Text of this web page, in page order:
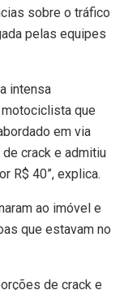
sobre o tráfico
pelas equipes
intensa
que
em via
crack e admitiu
R$ 40”, explica.
ao imóvel e
que estavam no
de crack e